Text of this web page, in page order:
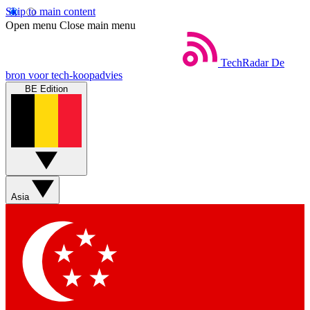
Skip to main content
Open menu Close main menu
TechRadar De
bron voor tech-koopadvies
BE Edition
Asia